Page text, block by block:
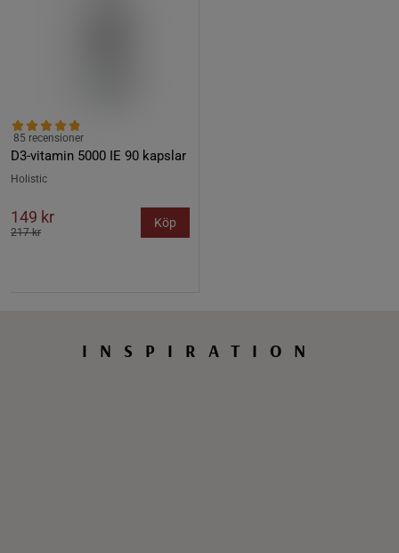
D3-vitamin 5000 IE 90 kapslar
85 recensioner
Holistic
149 kr
217 kr
Köp
INSPIRATION